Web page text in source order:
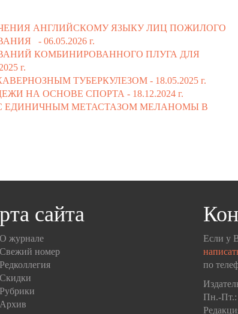
АНГЛИЙСКОМУ ЯЗЫКУ ЛИЦ ПОЖИЛОГО
- 06.05.2026 г.
КОМБИНИРОВАННОГО ПЛУГА ДЛЯ
г.
ТУБЕРКУЛЕЗОМ - 18.05.2025 г.
НА ОСНОВЕ СПОРТА - 18.12.2024 г.
ЕДИНИЧНЫМ МЕТАСТАЗОМ МЕЛАНОМЫ В
сайта
О журнале
Свежий номер
Редколлегия
Скидки
Рубрики
Архив
Если у
по
Пн.-Пт.: